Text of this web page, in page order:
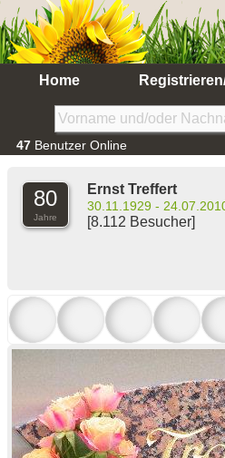
Home
47 Benutzer Online
80
Jahre
Ernst Treffert
30.11.1929 -
[8.112 Besucher]